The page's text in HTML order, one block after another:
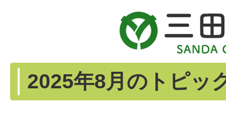
2025年8月のトピッ